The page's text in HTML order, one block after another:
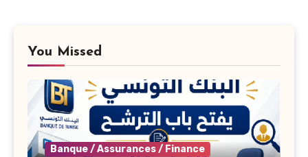
You Missed
Banque / Assurances / Finance